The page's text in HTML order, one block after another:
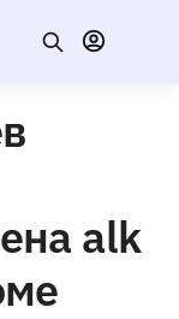
alk